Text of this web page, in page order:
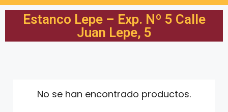
Estanco Lepe – Exp. Nº 5 Calle
Juan Lepe, 5
No se han encontrado productos.